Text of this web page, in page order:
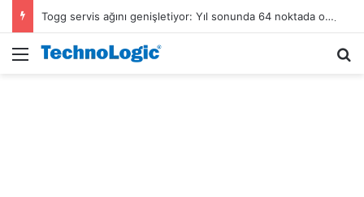
Togg servis ağını genişletiyor: Yıl sonunda 64 noktada olacak
Menü